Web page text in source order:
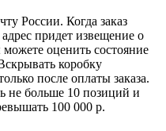
России. Когда заказ
придет извещение о
оценить состояние
коробку
после оплаты заказа.
не больше 10 позиций и
100 000 р.